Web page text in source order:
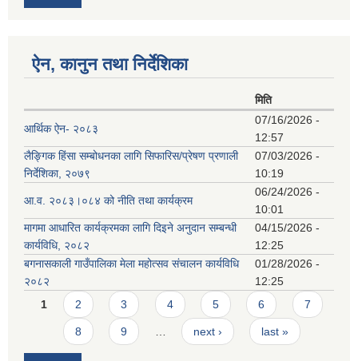
ऐन, कानुन तथा निर्देशिका
मिति
आर्थिक ऐन- २०८३
07/16/2026 -
12:57
लैङ्गिक हिंसा सम्बोधनका लागि सिफारिस/प्रेषण प्रणाली
निर्देशिका, २०७९
07/03/2026 -
10:19
आ.व. २०८३।०८४ को नीति तथा कार्यक्रम
06/24/2026 -
10:01
मागमा आधारित कार्यक्रमका लागि दिइने अनुदान सम्बन्धी
कार्यविधि, २०८२
04/15/2026 -
12:25
बगनासकाली गाउँपालिका मेला महोत्सव संचालन कार्यविधि
२०८२
01/28/2026 -
12:25
Pages
1 2 3 4 5 6 7
8 9 next › last »